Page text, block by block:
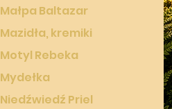
Małpa Baltazar
Mazidła, kremiki
Motyl Rebeka
Mydełka
Niedźwiedź Priel